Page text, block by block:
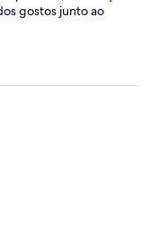
gostos junto ao